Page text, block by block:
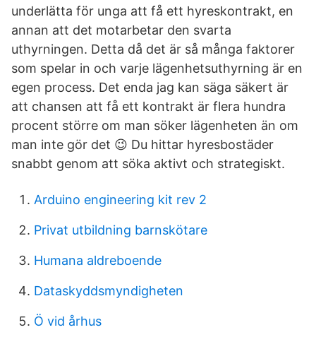
underlätta för unga att få ett hyreskontrakt, en
annan att det motarbetar den svarta
uthyrningen. Detta då det är så många faktorer
som spelar in och varje lägenhetsuthyrning är en
egen process. Det enda jag kan säga säkert är
att chansen att få ett kontrakt är flera hundra
procent större om man söker lägenheten än om
man inte gör det 😉 Du hittar hyresbostäder
snabbt genom att söka aktivt och strategiskt.
Arduino engineering kit rev 2
Privat utbildning barnskötare
Humana aldreboende
Dataskyddsmyndigheten
Ö vid århus